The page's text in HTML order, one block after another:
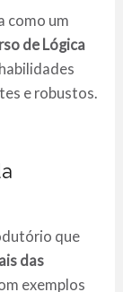
como um
de Lógica
e robustos.
que
das
exemplos